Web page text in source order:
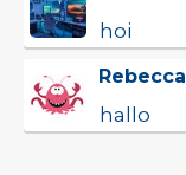
hoi
hallo